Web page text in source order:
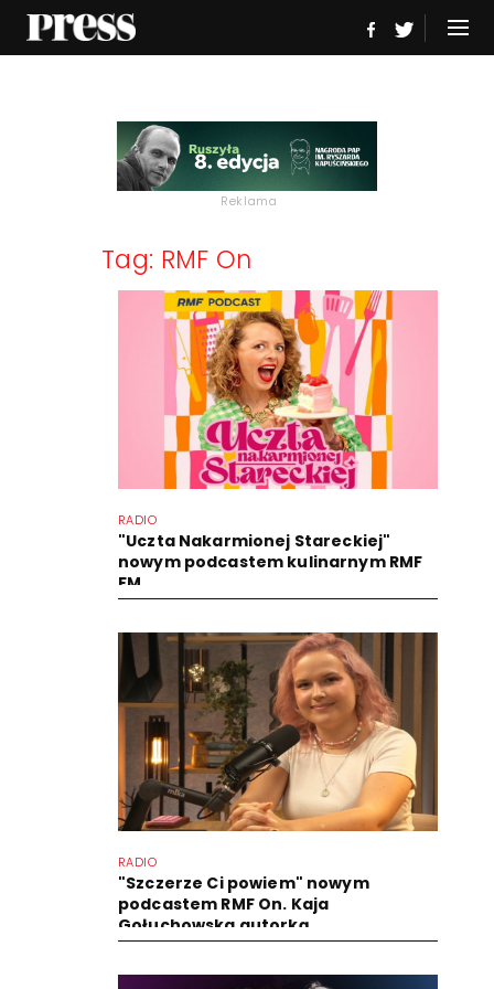
Reklama
Tag: RMF On
RADIO
"Uczta Nakarmionej Stareckiej"
nowym podcastem kulinarnym RMF
FM
RADIO
"Szczerze Ci powiem" nowym
podcastem RMF On. Kaja
Gołuchowska autorką